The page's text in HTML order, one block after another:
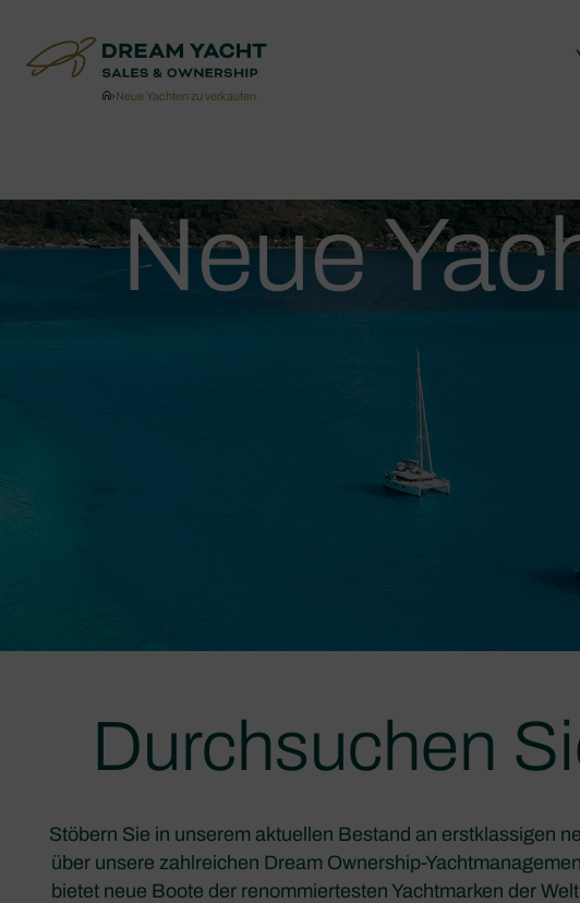
›Neue Yachten zu verkaufen
Neue
Durchsuchen
Stöbern Sie in unserem aktuellen Bestand an erstklassigen
über unsere zahlreichen Dream Ownership-
bietet neue Boote der renommiertesten Yachtmarken der